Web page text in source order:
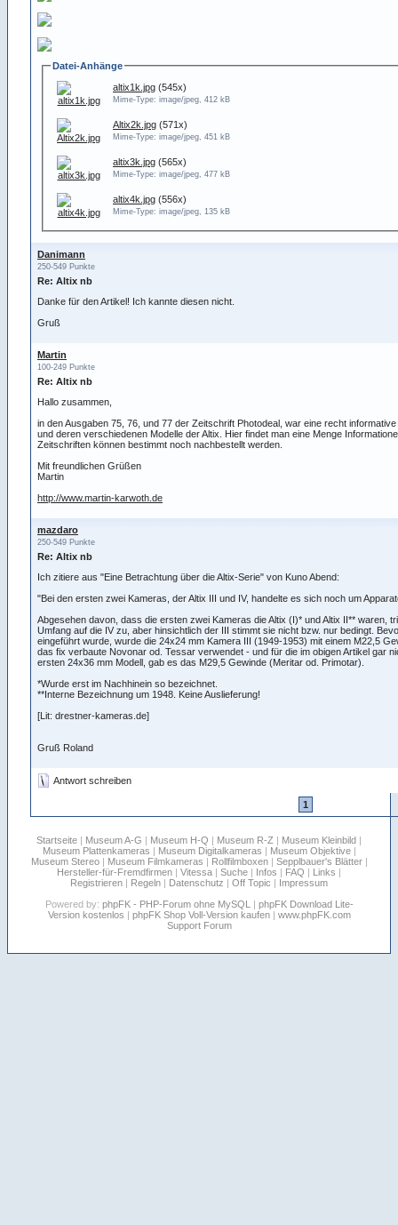
Datei-Anhänge
altix1k.jpg (545x)
Mime-Type: image/jpeg, 412 kB
Altix2k.jpg (571x)
Mime-Type: image/jpeg, 451 kB
altix3k.jpg (565x)
Mime-Type: image/jpeg, 477 kB
altix4k.jpg (556x)
Mime-Type: image/jpeg, 135 kB
Danimann
250-549 Punkte
Re: Altix nb
Danke für den Artikel! Ich kannte diesen nicht.
Gruß
Martin
100-249 Punkte
Re: Altix nb
Hallo zusammen,
in den Ausgaben 75, 76, und 77 der Zeitschrift Photodeal, war eine recht
und deren verschiedenen Modelle der Altix. Hier findet man eine Menge
Zeitschriften können bestimmt noch nachbestellt werden.
Mit freundlichen Grüßen
Martin
http://www.martin-karwoth.de
mazdaro
250-549 Punkte
Re: Altix nb
Ich zitiere aus "Eine Betrachtung über die Altix-Serie" von Kuno Abend:
"Bei den ersten zwei Kameras, der Altix III und IV, handelte es sich noch um
Abgesehen davon, dass die ersten zwei Kameras die Altix (I)* und Altix II** waren,
Umfang auf die IV zu, aber hinsichtlich der III stimmt sie nicht bzw. nur bedingt.
eingeführt wurde, wurde die 24x24 mm Kamera III (1949-1953) mit einem M22,5
das fix verbaute Novonar od. Tessar verwendet - und für die im obigen Artikel gar
ersten 24x36 mm Modell, gab es das M29,5 Gewinde (Meritar od. Primotar).
*Wurde erst im Nachhinein so bezeichnet.
**Interne Bezeichnung um 1948. Keine Auslieferung!
[Lit: drestner-kameras.de]
Gruß Roland
Antwort schreiben
1
Startseite | Museum A-G | Museum H-Q | Museum R-Z | Museum Kleinbild |
Museum Plattenkameras | Museum Digitalkameras | Museum Objektive|
Museum Stereo| Museum Filmkameras | Rollfilmboxen| Sepplbauer's Blätter|
Hersteller-für-Fremdfirmen | Vitessa | Suche | Infos | FAQ | Links |
Registrieren | Regeln | Datenschutz | Off Topic | Impressum
Powered by: phpFK - PHP-Forum ohne MySQL | phpFK Download Lite-
Version kostenlos | phpFK Shop Voll-Version kaufen| www.phpFK.com
Support Forum